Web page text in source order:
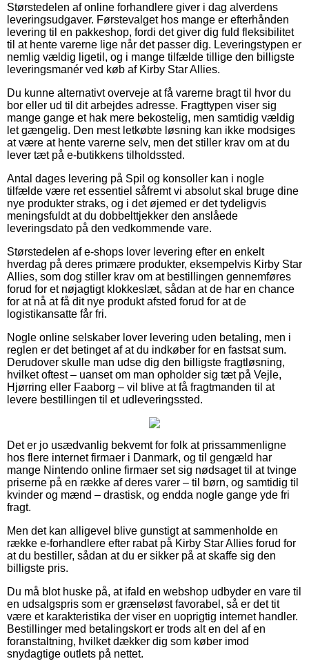
Størstedelen af online forhandlere giver i dag alverdens
leveringsudgaver. Førstevalget hos mange er efterhånden
levering til en pakkeshop, fordi det giver dig fuld fleksibilitet
til at hente varerne lige når det passer dig. Leveringstypen er
nemlig vældig ligetil, og i mange tilfælde tillige den billigste
leveringsmanér ved køb af Kirby Star Allies.
Du kunne alternativt overveje at få varerne bragt til hvor du
bor eller ud til dit arbejdes adresse. Fragttypen viser sig
mange gange et hak mere bekostelig, men samtidig vældig
let gængelig. Den mest letkøbte løsning kan ikke modsiges
at være at hente varerne selv, men det stiller krav om at du
lever tæt på e-butikkens tilholdssted.
Antal dages levering på Spil og konsoller kan i nogle
tilfælde være ret essentiel såfremt vi absolut skal bruge dine
nye produkter straks, og i det øjemed er det tydeligvis
meningsfuldt at du dobbelttjekker den anslåede
leveringsdato på den vedkommende vare.
Størstedelen af e-shops lover levering efter en enkelt
hverdag på deres primære produkter, eksempelvis Kirby Star
Allies, som dog stiller krav om at bestillingen gennemføres
forud for et nøjagtigt klokkeslæt, sådan at de har en chance
for at nå at få dit nye produkt afsted forud for at de
logistikansatte får fri.
Nogle online selskaber lover levering uden betaling, men i
reglen er det betinget af at du indkøber for en fastsat sum.
Derudover skulle man udse dig den billigste fragtløsning,
hvilket oftest – uanset om man opholder sig tæt på Vejle,
Hjørring eller Faaborg – vil blive at få fragtmanden til at
levere bestillingen til et udleveringssted.
Det er jo usædvanlig bekvemt for folk at prissammenligne
hos flere internet firmaer i Danmark, og til gengæld har
mange Nintendo online firmaer set sig nødsaget til at tvinge
priserne på en række af deres varer – til børn, og samtidig til
kvinder og mænd – drastisk, og endda nogle gange yde fri
fragt.
Men det kan alligevel blive gunstigt at sammenholde en
række e-forhandlere efter rabat på Kirby Star Allies forud for
at du bestiller, sådan at du er sikker på at skaffe sig den
billigste pris.
Du må blot huske på, at ifald en webshop udbyder en vare til
en udsalgspris som er grænseløst favorabel, så er det tit
være et karakteristika der viser en uoprigtig internet handler.
Bestillinger med betalingskort er trods alt en del af en
foranstaltning, hvilket dækker dig som køber imod
snydagtige outlets på nettet.